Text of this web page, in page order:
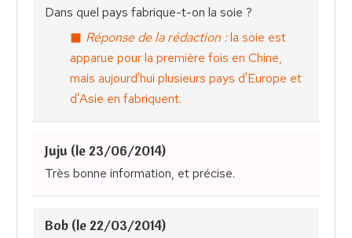
Dans quel pays fabrique-t-on la soie ?
Réponse de la rédaction :la soie est
apparue pour la première fois en Chine,
mais aujourd'hui plusieurs pays d'Europe et
d'Asie en fabriquent.
Juju (le 23/06/2014)
Très bonne information, et précise.
Bob (le 22/03/2014)